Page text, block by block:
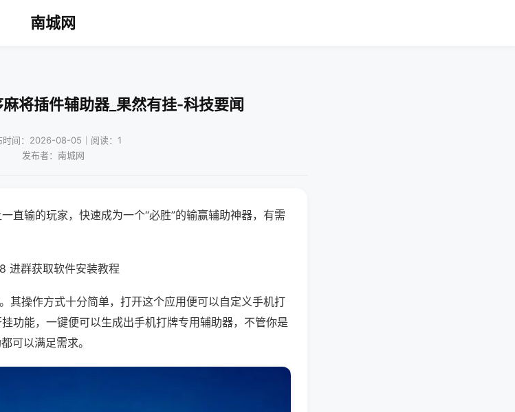
南城网
将插件辅助器_果然有挂-科技要闻
时间：2026-08-05｜阅读：1
发布者：南城网
直输的玩家，快速成为一个“必胜”的输赢辅助神器，有需
进群获取软件安装教程
其操作方式十分简单，打开这个应用便可以自定义手机打
功能，一键便可以生成出手机打牌专用辅助器，不管你是
可以满足需求。